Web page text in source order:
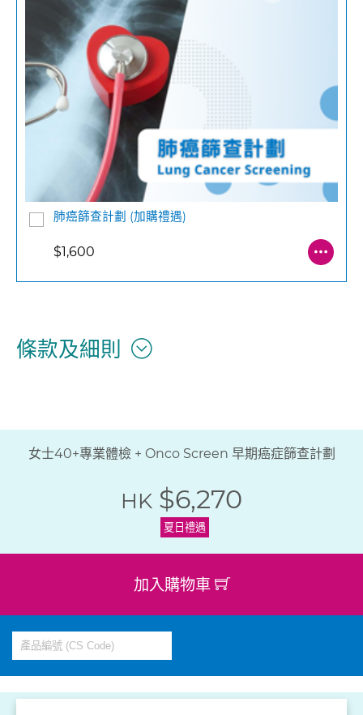
肺癌篩查計劃 (加購禮遇)
$1,600
條款及細則
女士40+專業體檢 + Onco Screen 早期癌症篩查計劃
HK $6,270
夏日禮遇
加入購物車